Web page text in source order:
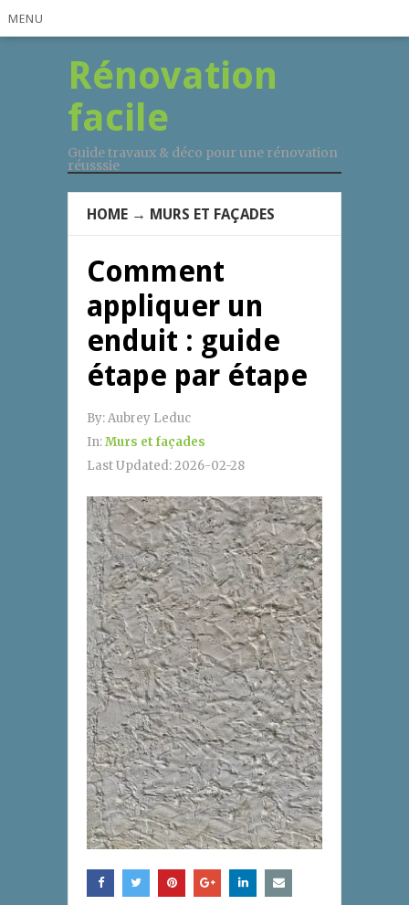
MENU
Rénovation
facile
Guide travaux & déco pour une rénovation
réusssie
HOME → MURS ET FAÇADES
Comment
appliquer un
enduit : guide
étape par étape
By:Aubrey Leduc
In:Murs et façades
Last Updated:2026-02-28